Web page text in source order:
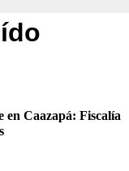
en Caazapá: Fiscalía